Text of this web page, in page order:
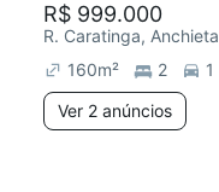
R$ 999.000
R. Caratinga, Anchieta
160m² 2
1
Ver 2 anúncios